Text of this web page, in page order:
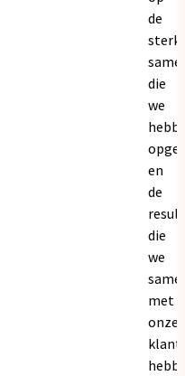
de
die
we
en
de
die
we
met
onze